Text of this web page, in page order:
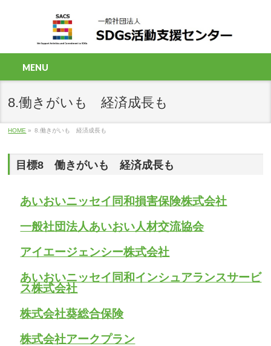
MENU
8.働きがいも 経済成長も
HOME » 8.働きがいも 経済成長も
目標8 働きがいも 経済成長も
あいおいニッセイ同和損害保険株式会社
一般社団法人あいおい人材交流協会
アイエージェンシー株式会社
あいおいニッセイ同和インシュアランスサービ
ス株式会社
株式会社葵総合保険
株式会社アークプラン